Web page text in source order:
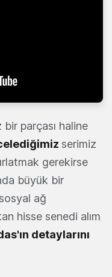
bir parçası haline
serimiz
gerekirse
büyük bir
ağ
hisse senedi alım
detaylarını